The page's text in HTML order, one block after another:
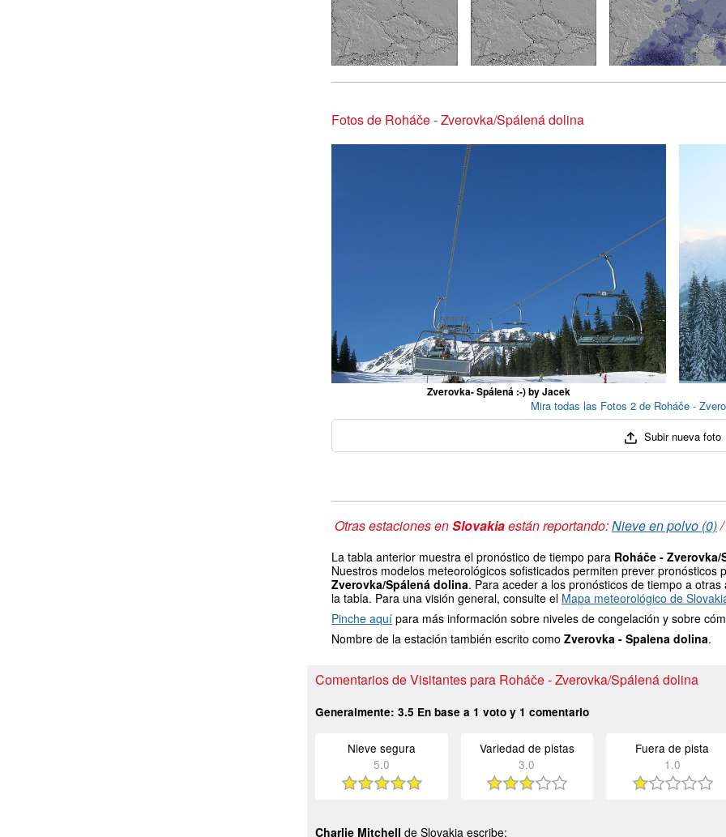
Fotos de Roháče - Zverovka/Spálená dolina
Zverovka- Spálená :-) by Jacek
Mira todas las Fotos 2 de Roháče -
Subir nueva foto
Otras estaciones enSlovakiaestán reportando:Nieve en polvo (0)/
La tabla anterior muestra el pronóstico de tiempo para Roháče -
Nuestros modelos meteorológicos sofisticados permiten prever pronósticos
Zverovka/Spálená dolina. Para aceder a los pronósticos de tiempo a
la tabla. Para una visión general, consulte el Mapa meteorológico de
Pinche aquí para más información sobre niveles de congelación y sobre
Nombre de la estación también escrito como Zverovka - Spalena dolina.
Comentarios de Visitantes para Roháče - Zverovka/Spálená dolina
Generalmente: 3.5 En base a 1 voto y 1 comentario
Nieve segura
5.0
Variedad de pistas
3.0
Fuera de pista
1.0
Charlie Mitchell de Slovakia escribe: